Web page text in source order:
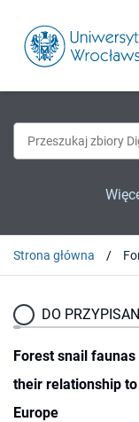
Strona główna
DO
Forest snail
their relationship
Europe